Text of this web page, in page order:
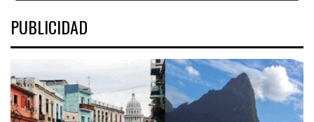
PUBLICIDAD